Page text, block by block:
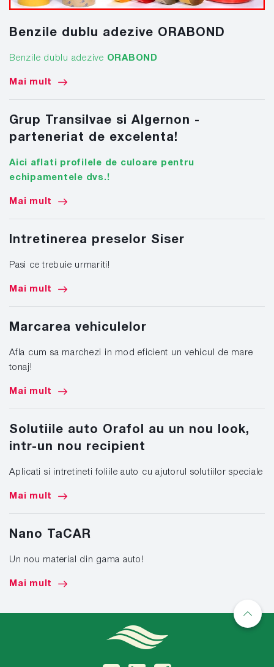
Benzile dublu adezive ORABOND
Benzile dublu adezive ORABOND
Mai mult
Grup Transilvae si Algernon -
parteneriat de excelenta!
Aici aflati profilele de culoare pentru
echipamentele dvs.!
Mai mult
Intretinerea preselor Siser
Pasi ce trebuie urmariti!
Mai mult
Marcarea vehiculelor
Afla cum sa marchezi in mod eficient un vehicul de mare
tonaj!
Mai mult
Solutiile auto Orafol au un nou look,
intr-un nou recipient
Aplicati si intretineti foliile auto cu ajutorul solutiilor speciale
Mai mult
Nano TaCAR
Un nou material din gama auto!
Mai mult